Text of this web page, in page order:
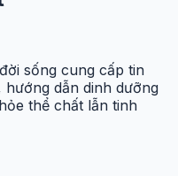
sống cung cấp tin
dẫn dinh dưỡng
thể chất lẫn tinh